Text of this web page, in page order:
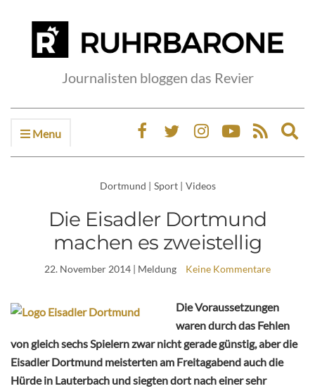
Journalisten bloggen das Revier
Menu
Dortmund | Sport | Videos
Die Eisadler Dortmund
machen es zweistellig
22. November 2014 | Meldung Keine Kommentare
Die Voraussetzungen
waren durch das Fehlen
von gleich sechs Spielern zwar nicht gerade günstig, aber die
Eisadler Dortmund meisterten am Freitagabend auch die
Hürde in Lauterbach und siegten dort nach einer sehr